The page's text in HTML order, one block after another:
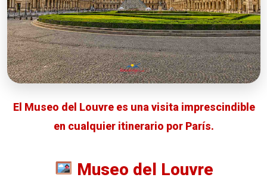
El Museo del Louvre es una visita imprescindible
en cualquier itinerario por París.
Museo del Louvre